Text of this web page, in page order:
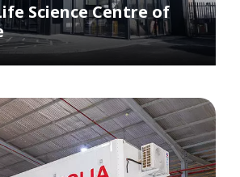
Science Centre of